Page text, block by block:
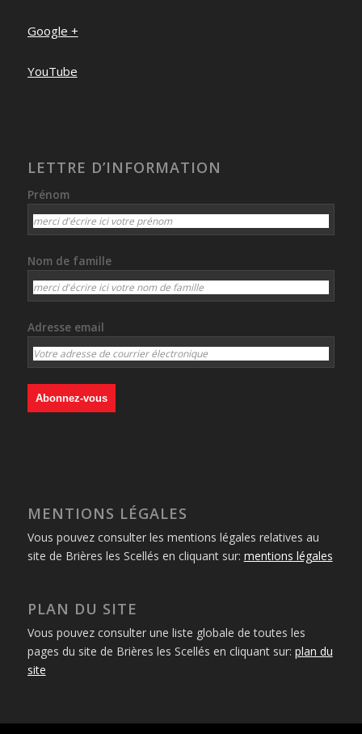
Google +
YouTube
LETTRE D’INFORMATION
Prénom
Nom de famille
Adresse email
MENTIONS LÉGALES
Vous pouvez consulter les mentions légales relatives au
site de Brières les Scellés en cliquant sur: mentions légales
PLAN DU SITE
Vous pouvez consulter une liste globale de toutes les
pages du site de Brières les Scellés en cliquant sur: plan du
site